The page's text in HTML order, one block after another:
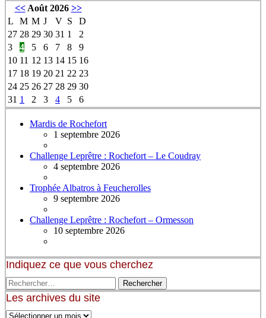
<<Août 2026 >>
L
M M J V S
D
27 28 29 30 31 1
2
3
4 5 6 7 8
9
10 11 12 13 14 15 16
17 18 19 20 21 22 23
24 25 26 27 28 29 30
31 1 2 3 4 5 6
Mardis de Rochefort
1 septembre 2026
Challenge Leprêtre : Rochefort – Le Coudray
4 septembre 2026
Trophée Albatros à Feucherolles
9 septembre 2026
Challenge Leprêtre : Rochefort – Ormesson
10 septembre 2026
Indiquez ce que vous cherchez
Les archives du site